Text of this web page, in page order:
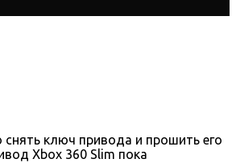
ключ привода и прошить его
Xbox 360 Slim пока